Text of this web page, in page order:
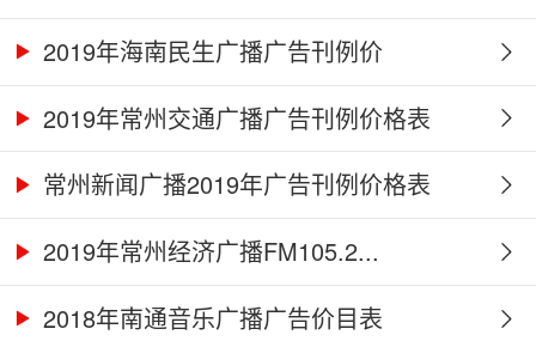
2019年海南民生广播广告刊例价
2019年常州交通广播广告刊例价格表
常州新闻广播2019年广告刊例价格表
2019年常州经济广播FM105.2...
2018年南通音乐广播广告价目表